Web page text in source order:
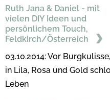
Ruth Jana & Daniel - mit
vielen DIY Ideen und
persönlichem Touch,
Feldkirch/Österreich
03.10.2014: Vor
in Lila, Rosa und Gold
Leben